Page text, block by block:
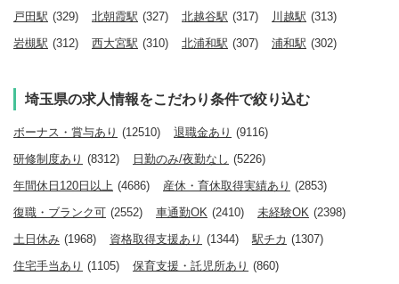
戸田駅 (329) 北朝霞駅 (327) 北越谷駅 (317) 川越駅 (313)
岩槻駅 (312) 西大宮駅 (310) 北浦和駅 (307) 浦和駅 (302)
埼玉県の求人情報をこだわり条件で絞り込む
ボーナス・賞与あり (12510) 退職金あり (9116)
研修制度あり (8312) 日勤のみ/夜勤なし (5226)
年間休日120日以上 (4686) 産休・育休取得実績あり (2853)
復職・ブランク可 (2552) 車通勤OK (2410) 未経験OK (2398)
土日休み (1968) 資格取得支援あり (1344) 駅チカ (1307)
住宅手当あり (1105) 保育支援・託児所あり (860)